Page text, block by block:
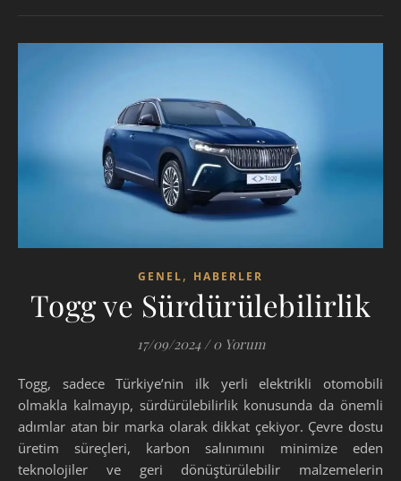
GENEL, HABERLER
Togg ve Sürdürülebilirlik
17/09/2024 / 0 Yorum
Togg, sadece Türkiye’nin ilk yerli elektrikli otomobili
olmakla kalmayıp, sürdürülebilirlik konusunda da önemli
adımlar atan bir marka olarak dikkat çekiyor. Çevre dostu
üretim süreçleri, karbon salınımını minimize eden
teknolojiler ve geri dönüştürülebilir malzemelerin